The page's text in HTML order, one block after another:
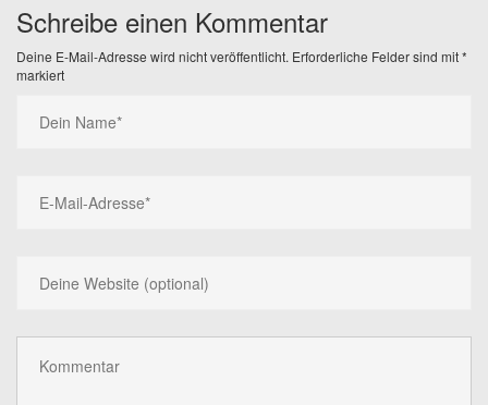
Schreibe einen Kommentar
Deine E-Mail-Adresse wird nicht veröffentlicht. Erforderliche Felder sind mit*
markiert